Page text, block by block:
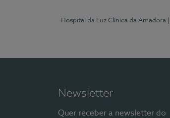
Hospital da Luz Clínica da Amadora
Newsletter
Quer receber a newsletter do